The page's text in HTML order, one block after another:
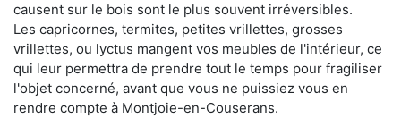
causent sur le bois sont le plus souvent irréversibles.
Les capricornes, termites, petites vrillettes, grosses
vrillettes, ou lyctus mangent vos meubles de l'intérieur, ce
qui leur permettra de prendre tout le temps pour fragiliser
l'objet concerné, avant que vous ne puissiez vous en
rendre compte à Montjoie-en-Couserans.